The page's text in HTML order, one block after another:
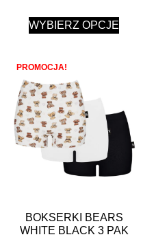
WYBIERZ OPCJE
PROMOCJA!
BOKSERKI BEARS
WHITE BLACK 3 PAK